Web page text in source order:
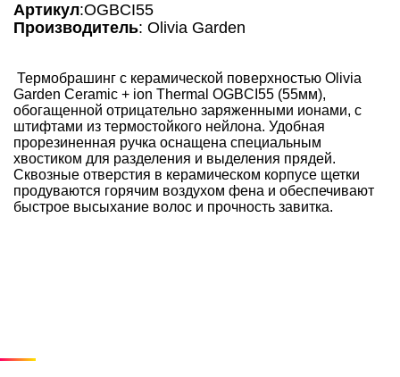
Артикул:OGBCI55
Производитель: Olivia Garden
Термобрашинг с керамической поверхностью Olivia
Garden Ceramic + ion Thermal OGBCI55 (55мм),
обогащенной отрицательно заряженными ионами, с
штифтами из термостойкого нейлона. Удобная
прорезиненная ручка оснащена специальным
хвостиком для разделения и выделения прядей.
Сквозные отверстия в керамическом корпусе щетки
продуваются горячим воздухом фена и обеспечивают
быстрое высыхание волос и прочность завитка.